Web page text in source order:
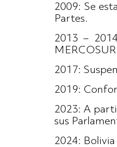
2009: Se
Partes.
2013 –
2017:
2019:
2023: A
sus
2024: